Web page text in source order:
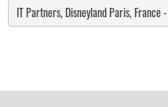
IT Partners, Disneyland Paris, France